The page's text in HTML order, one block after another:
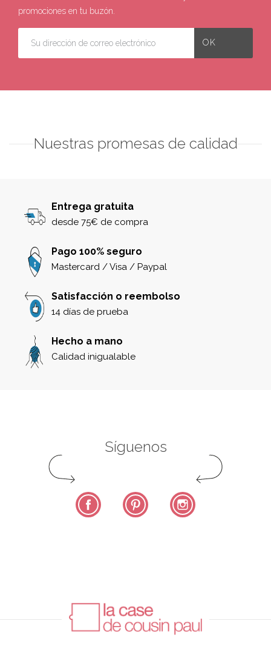
promociones en tu buzón.
Nuestras promesas de calidad
Entrega gratuita
desde 75€ de compra
Pago 100% seguro
Mastercard / Visa / Paypal
Satisfacción o reembolso
14 días de prueba
Hecho a mano
Calidad inigualable
Síguenos
Facebook Pinterest